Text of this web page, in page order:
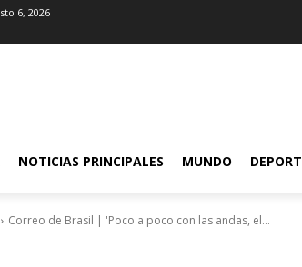
6, 2026
NOTICIAS PRINCIPALES MUNDO
Correo de Brasil | 'Poco a poco con las andas, el...